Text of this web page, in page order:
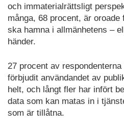
och immaterialrättsligt
många, 68 procent, är
ska hamna i allmänhetens –
händer.
27 procent av
förbjudit användandet av
helt, och långt fler har infört
data som kan matas in i
som är tillåtna.